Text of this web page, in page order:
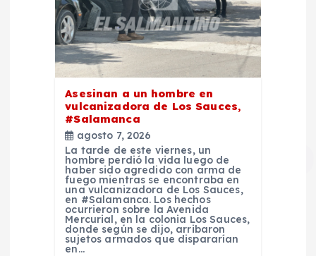
Asesinan a un hombre en
vulcanizadora de Los Sauces,
#Salamanca
agosto 7, 2026
La tarde de este viernes, un
hombre perdió la vida luego de
haber sido agredido con arma de
fuego mientras se encontraba en
una vulcanizadora de Los Sauces,
en #Salamanca. Los hechos
ocurrieron sobre la Avenida
Mercurial, en la colonia Los Sauces,
donde según se dijo, arribaron
sujetos armados que dispararían
en…